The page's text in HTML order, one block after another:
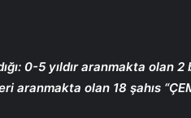
0-5 yıldır aranmakta olan 2
aranmakta olan 18 şahıs